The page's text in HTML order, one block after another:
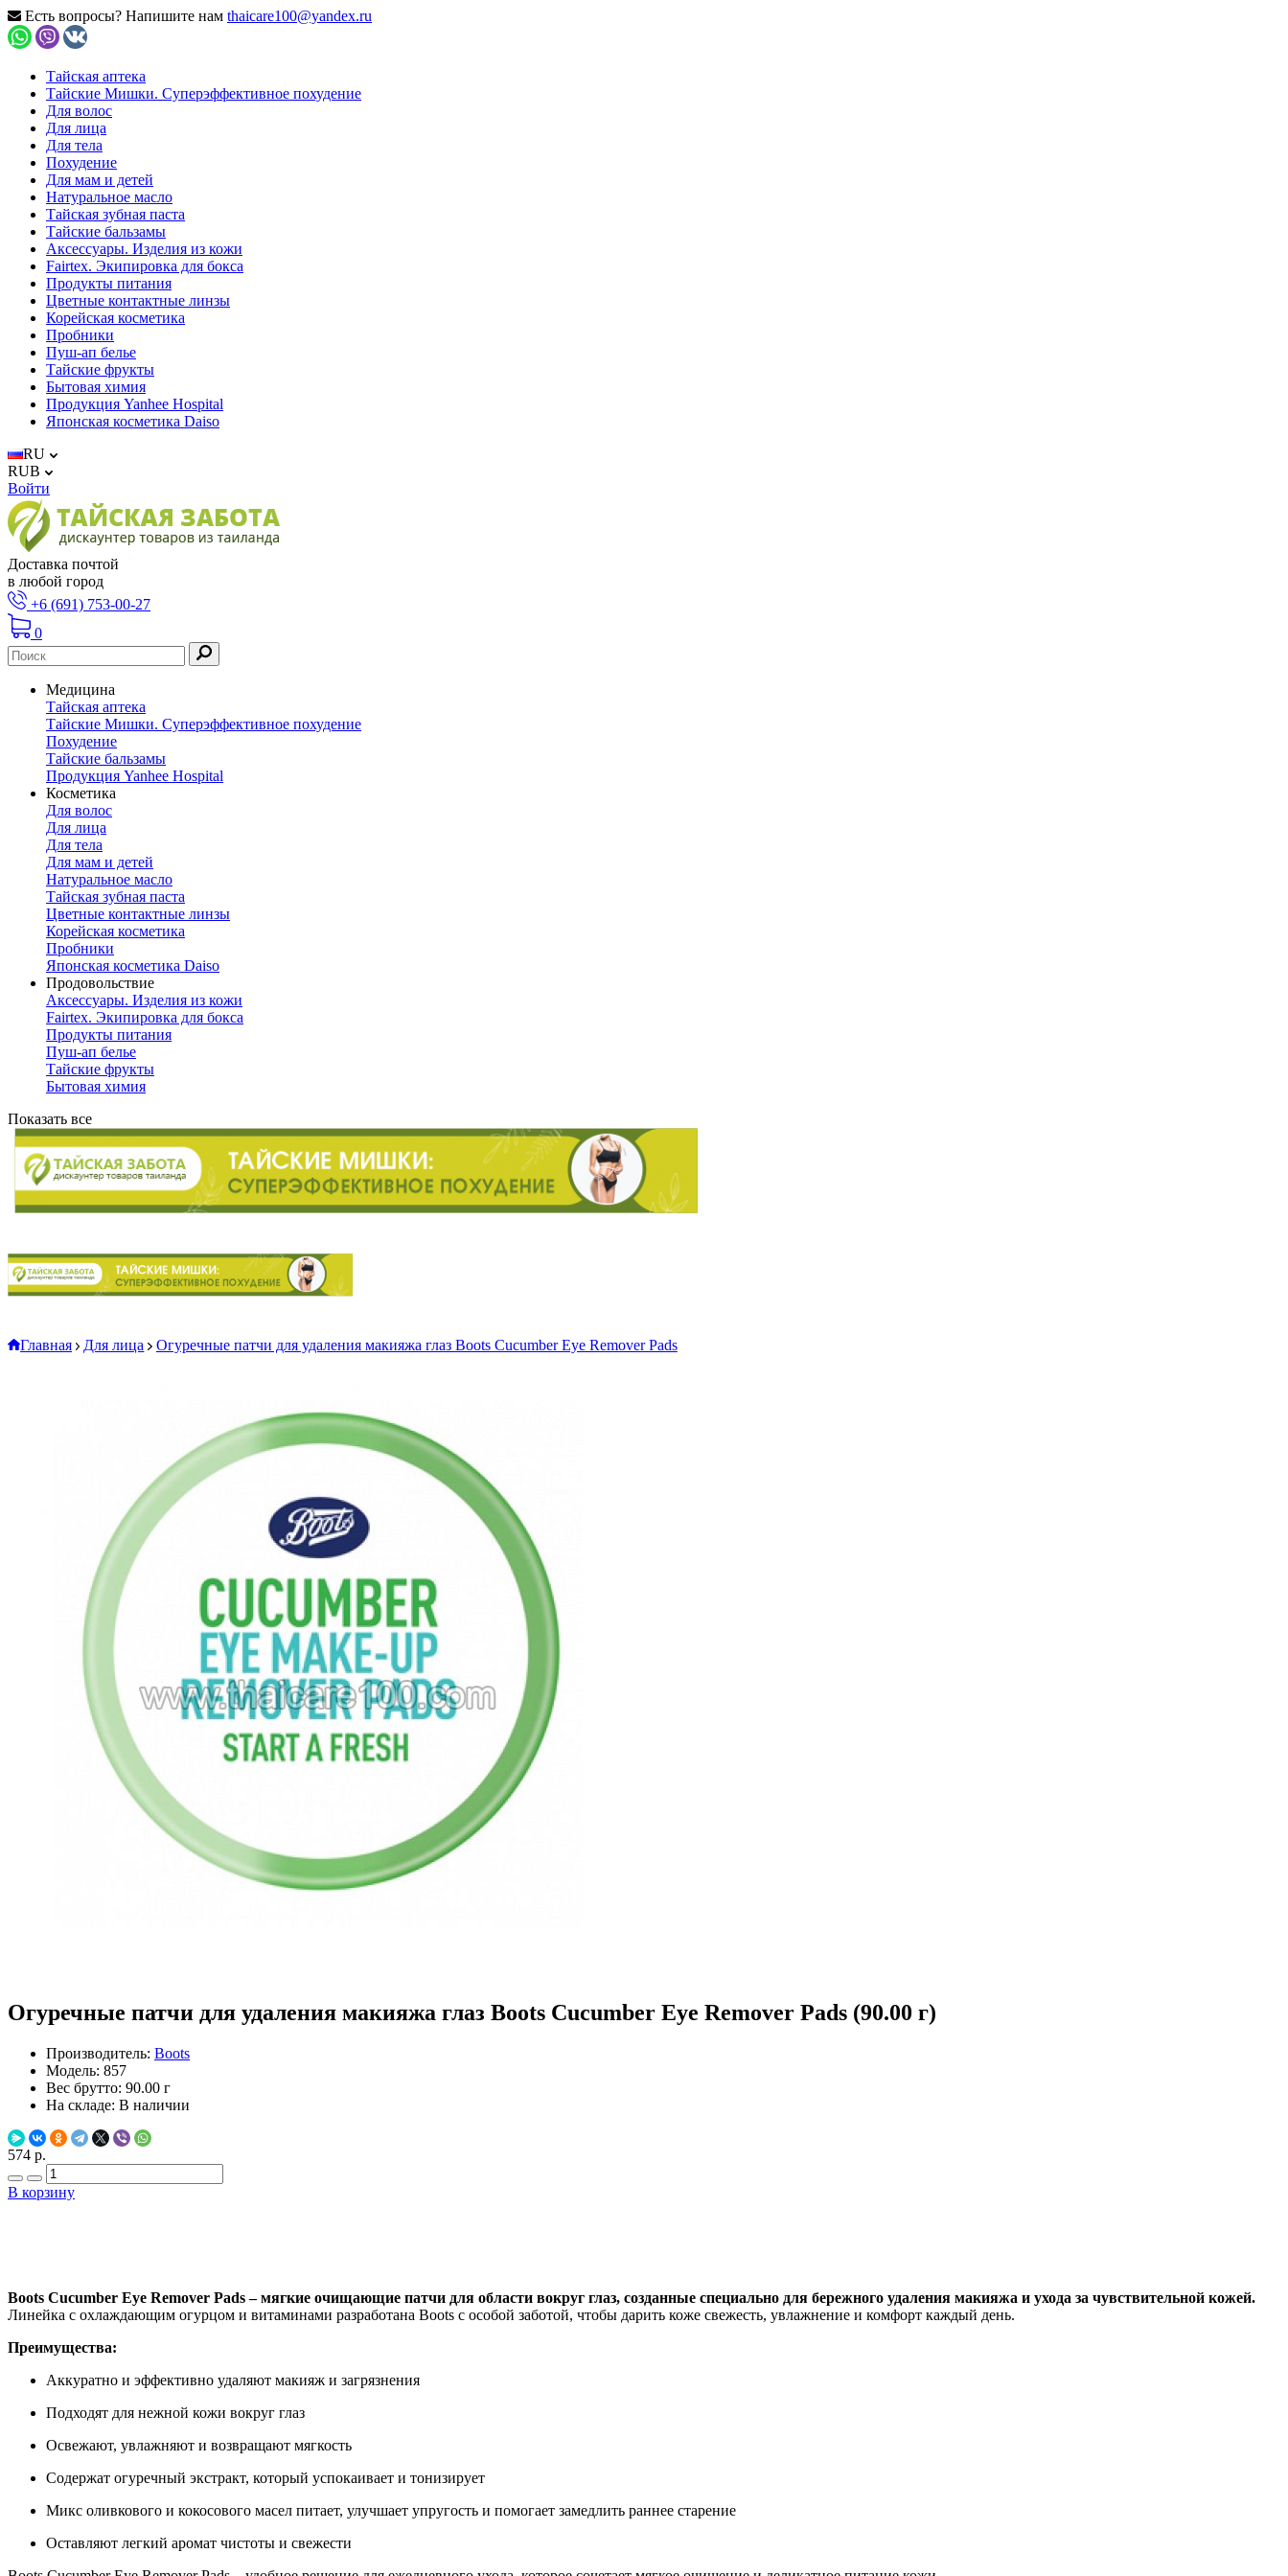
Есть вопросы? Напишите нам thaicare100@yandex.ru
Тайская аптека
Тайские Мишки. Суперэффективное похудение
Для волос
Для лица
Для тела
Похудение
Для мам и детей
Натуральное масло
Тайская зубная паста
Тайские бальзамы
Аксессуары. Изделия из кожи
Fairtex. Экипировка для бокса
Продукты питания
Цветные контактные линзы
Корейская косметика
Пробники
Пуш-ап белье
Тайские фрукты
Бытовая химия
Продукция Yanhee Hospital
Японская косметика Daiso
RU
RUB
Войти
Доставка почтой
в любой город
+6 (691) 753-00-27
0
Медицина
Тайская аптека
Тайские Мишки. Суперэффективное похудение
Похудение
Тайские бальзамы
Продукция Yanhee Hospital
Косметика
Для волос
Для лица
Для тела
Для мам и детей
Натуральное масло
Тайская зубная паста
Цветные контактные линзы
Корейская косметика
Пробники
Японская косметика Daiso
Продовольствие
Аксессуары. Изделия из кожи
Fairtex. Экипировка для бокса
Продукты питания
Пуш-ап белье
Тайские фрукты
Бытовая химия
Показать все
Главная Для лица Огуречные патчи для удаления макияжа глаз Boots Cucumber Eye Remover Pads
Огуречные патчи для удаления макияжа глаз Boots Cucumber Eye Remover Pads (90.00 г)
Производитель: Boots
Модель: 857
Вес брутто: 90.00 г
На складе: В наличии
574 р.
В корзину
Boots Cucumber Eye Remover Pads – мягкие очищающие патчи для области вокруг глаз, созданные специально для бережного удаления макияжа и ухода за чувствительной кожей.
Линейка с охлаждающим огурцом и витаминами разработана Boots с особой заботой, чтобы дарить коже свежесть, увлажнение и комфорт каждый день.
Преимущества:
Аккуратно и эффективно удаляют макияж и загрязнения
Подходят для нежной кожи вокруг глаз
Освежают, увлажняют и возвращают мягкость
Содержат огуречный экстракт, который успокаивает и тонизирует
Микс оливкового и кокосового масел питает, улучшает упругость и помогает замедлить раннее старение
Оставляют легкий аромат чистоты и свежести